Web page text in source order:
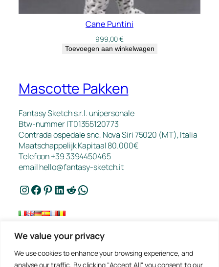
We value your privacy
We use cookies to enhance your browsing experience, and
analyse our traffic. By clicking "Accept All", you consent to our
Cane Puntini
999,00€
Toevoegen aan winkelwagen
Mascotte Pakken
Fantasy Sketch s.r.l. unipersonale
Btw-nummer IT01355120773
Contrada ospedale snc, Nova Siri 75020 (MT), Italia
Maatschappelijk Kapitaal 80.000€
Telefoon +39 3394450465
emailhello@fantasy-sketch.it
Instagram Facebook Pinterest LinkedIn Reddit WhatsApp
Werk